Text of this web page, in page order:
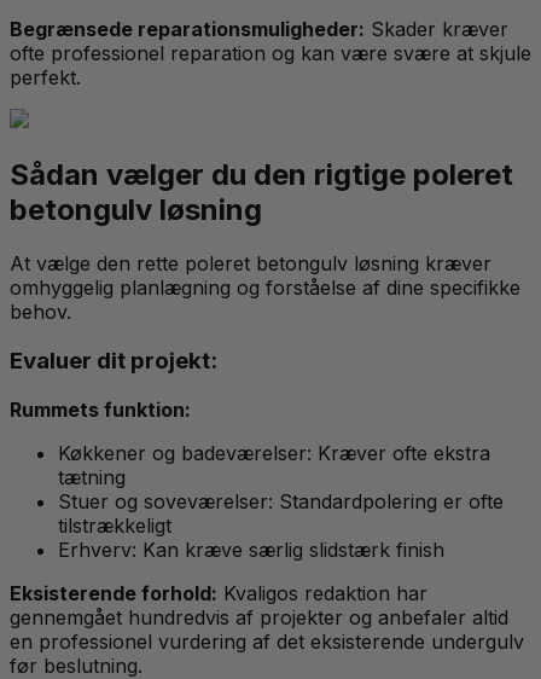
Begrænsede reparationsmuligheder: Skader kræver
ofte professionel reparation og kan være svære at skjule
perfekt.
Sådan vælger du den rigtige poleret
betongulv løsning
At vælge den rette poleret betongulv løsning kræver
omhyggelig planlægning og forståelse af dine specifikke
behov.
Evaluer dit projekt:
Rummets funktion:
Køkkener og badeværelser: Kræver ofte ekstra
tætning
Stuer og soveværelser: Standardpolering er ofte
tilstrækkeligt
Erhverv: Kan kræve særlig slidstærk finish
Eksisterende forhold: Kvaligos redaktion har
gennemgået hundredvis af projekter og anbefaler altid
en professionel vurdering af det eksisterende undergulv
før beslutning.